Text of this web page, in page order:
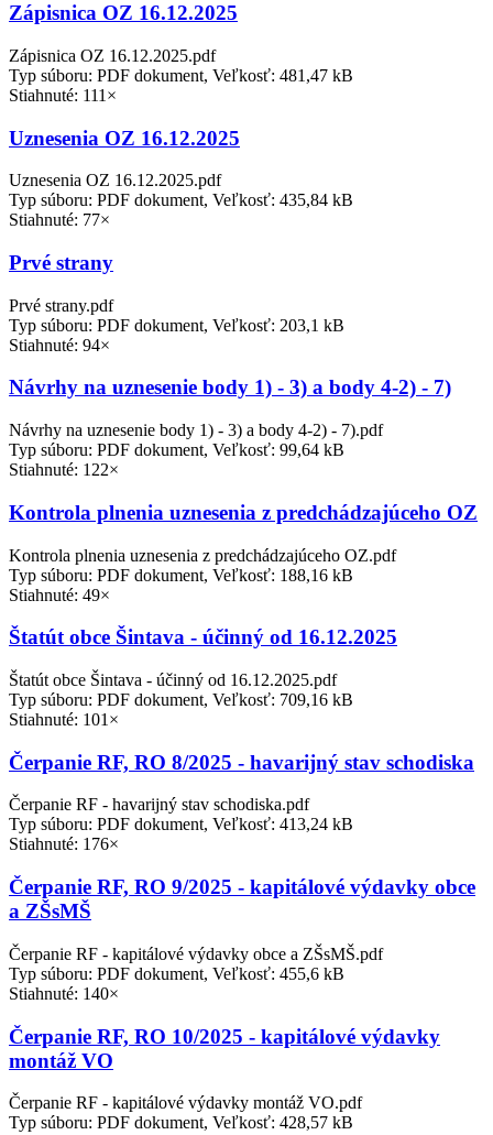
Zápisnica OZ 16.12.2025
Zápisnica OZ 16.12.2025.pdf
Typ súboru: PDF dokument, Veľkosť: 481,47 kB
Stiahnuté: 111×
Uznesenia OZ 16.12.2025
Uznesenia OZ 16.12.2025.pdf
Typ súboru: PDF dokument, Veľkosť: 435,84 kB
Stiahnuté: 77×
Prvé strany
Prvé strany.pdf
Typ súboru: PDF dokument, Veľkosť: 203,1 kB
Stiahnuté: 94×
Návrhy na uznesenie body 1) - 3) a body 4-2) - 7)
Návrhy na uznesenie body 1) - 3) a body 4-2) - 7).pdf
Typ súboru: PDF dokument, Veľkosť: 99,64 kB
Stiahnuté: 122×
Kontrola plnenia uznesenia z predchádzajúceho OZ
Kontrola plnenia uznesenia z predchádzajúceho OZ.pdf
Typ súboru: PDF dokument, Veľkosť: 188,16 kB
Stiahnuté: 49×
Štatút obce Šintava - účinný od 16.12.2025
Štatút obce Šintava - účinný od 16.12.2025.pdf
Typ súboru: PDF dokument, Veľkosť: 709,16 kB
Stiahnuté: 101×
Čerpanie RF, RO 8/2025 - havarijný stav schodiska
Čerpanie RF - havarijný stav schodiska.pdf
Typ súboru: PDF dokument, Veľkosť: 413,24 kB
Stiahnuté: 176×
Čerpanie RF, RO 9/2025 - kapitálové výdavky obce
a ZŠsMŠ
Čerpanie RF - kapitálové výdavky obce a ZŠsMŠ.pdf
Typ súboru: PDF dokument, Veľkosť: 455,6 kB
Stiahnuté: 140×
Čerpanie RF, RO 10/2025 - kapitálové výdavky
montáž VO
Čerpanie RF - kapitálové výdavky montáž VO.pdf
Typ súboru: PDF dokument, Veľkosť: 428,57 kB